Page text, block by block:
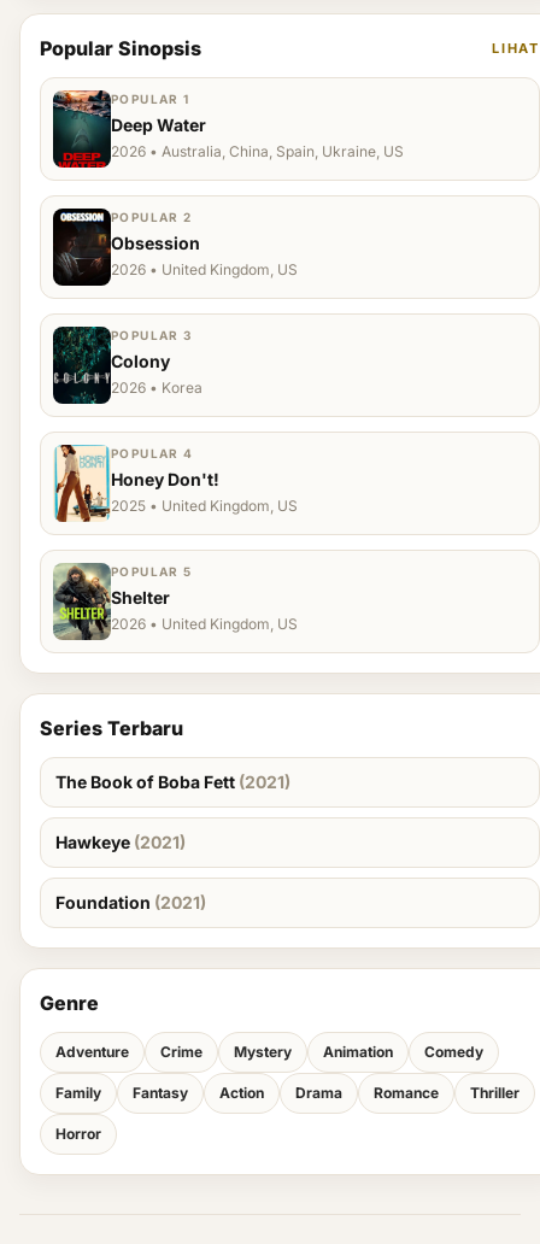
Popular Sinopsis LIHAT
POPULAR 1
Deep Water
2026 • Australia, China, Spain, Ukraine, US
POPULAR 2
Obsession
2026 • United Kingdom, US
POPULAR 3
Colony
2026 • Korea
POPULAR 4
Honey Don't!
2025 • United Kingdom, US
POPULAR 5
Shelter
2026 • United Kingdom, US
Series Terbaru
The Book of Boba Fett (2021)
Hawkeye (2021)
Foundation (2021)
Genre
Adventure Crime Mystery Animation Comedy
Family Fantasy Action Drama Romance Thriller
Horror